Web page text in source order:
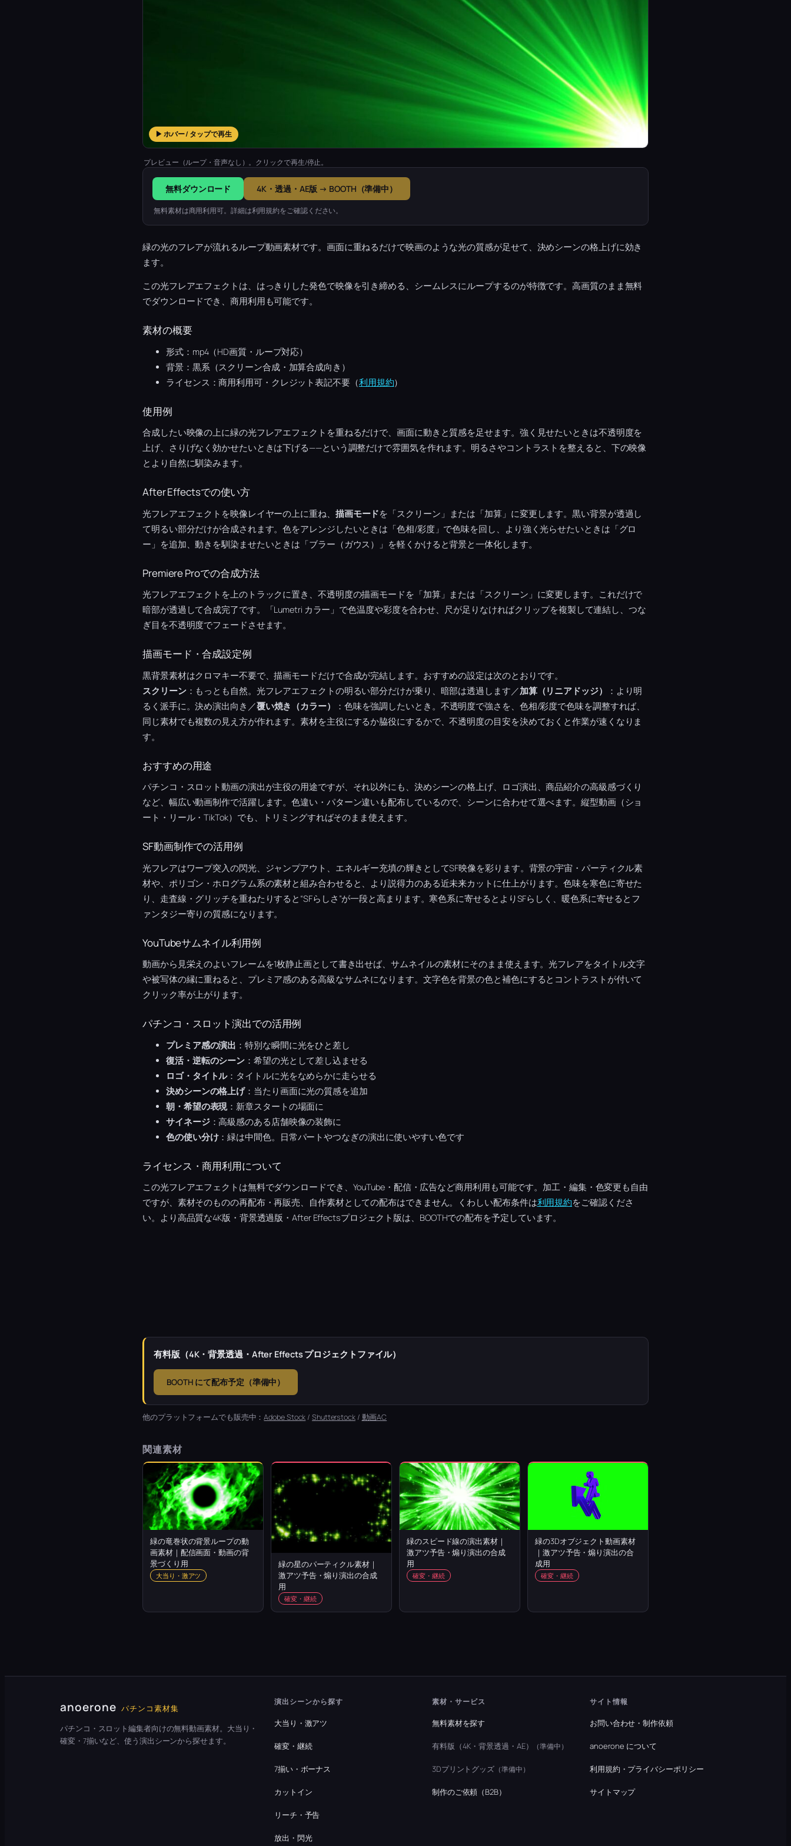
▶ ホバー / タップで再生
プレビュー（ループ・音声なし）。クリックで再生/停止。
無料ダウンロード 4K・透過・AE版 → BOOTH（準備中）
無料素材は商用利用可。詳細は利用規約をご確認ください。
緑の光のフレアが流れるループ動画素材です。画面に重ねるだけで映画のような光の質感が足せて、決めシーンの格上げに効き
ます。
この光フレアエフェクトは、はっきりした発色で映像を引き締める、シームレスにループするのが特徴です。高画質のまま無料
でダウンロードでき、商用利用も可能です。
素材の概要
形式：mp4（HD画質・ループ対応）
背景：黒系（スクリーン合成・加算合成向き）
ライセンス：商用利用可・クレジット表記不要（利用規約）
使用例
合成したい映像の上に緑の光フレアエフェクトを重ねるだけで、画面に動きと質感を足せます。強く見せたいときは不透明度を
上げ、さりげなく効かせたいときは下げる——という調整だけで雰囲気を作れます。明るさやコントラストを整えると、下の映像
とより自然に馴染みます。
After Effectsでの使い方
光フレアエフェクトを映像レイヤーの上に重ね、 描画モードを「スクリーン」または「加算」に変更します。黒い背景が透過し
て明るい部分だけが合成されます。色をアレンジしたいときは「色相/彩度」で色味を回し、より強く光らせたいときは「グロ
ー」を追加、動きを馴染ませたいときは「ブラー（ガウス）」を軽くかけると背景と一体化します。
Premiere Proでの合成方法
光フレアエフェクトを上のトラックに置き、不透明度の描画モードを「加算」または「スクリーン」に変更します。これだけで
暗部が透過して合成完了です。「Lumetri カラー」で色温度や彩度を合わせ、尺が足りなければクリップを複製して連結し、つな
ぎ目を不透明度でフェードさせます。
描画モード・合成設定例
黒背景素材はクロマキー不要で、描画モードだけで合成が完結します。おすすめの設定は次のとおりです。
スクリーン：もっとも自然。光フレアエフェクトの明るい部分だけが乗り、暗部は透過します／加算（リニアドッジ）
：より明
るく派手に。決め演出向き／覆い焼き（カラー）
：色味を強調したいとき。不透明度で強さを、色相/彩度で色味を調整すれば、
同じ素材でも複数の見え方が作れます。素材を主役にするか脇役にするかで、不透明度の目安を決めておくと作業が速くなりま
す。
おすすめの用途
パチンコ・スロット動画の演出が主役の用途ですが、それ以外にも、決めシーンの格上げ、ロゴ演出、商品紹介の高級感づくり
など、幅広い動画制作で活躍します。色違い・パターン違いも配布しているので、シーンに合わせて選べます。縦型動画（ショ
ート・リール・TikTok）でも、トリミングすればそのまま使えます。
SF動画制作での活用例
光フレアはワープ突入の閃光、ジャンプアウト、エネルギー充填の輝きとしてSF映像を彩ります。背景の宇宙・パーティクル素
材や、ポリゴン・ホログラム系の素材と組み合わせると、より説得力のある近未来カットに仕上がります。色味を寒色に寄せた
り、走査線・グリッチを重ねたりすると“SFらしさ”が一段と高まります。寒色系に寄せるとよりSFらしく、暖色系に寄せるとフ
ァンタジー寄りの質感になります。
YouTubeサムネイル利用例
動画から見栄えのよいフレームを1枚静止画として書き出せば、サムネイルの素材にそのまま使えます。光フレアをタイトル文字
や被写体の縁に重ねると、プレミア感のある高級なサムネになります。文字色を背景の色と補色にするとコントラストが付いて
クリック率が上がります。
パチンコ・スロット演出での活用例
プレミア感の演出 ：特別な瞬間に光をひと差し
復活・逆転のシーン ：希望の光として差し込ませる
ロゴ・タイトル：タイトルに光をなめらかに走らせる
決めシーンの格上げ：当たり画面に光の質感を追加
朝・希望の表現：新章スタートの場面に
サイネージ：高級感のある店舗映像の装飾に
色の使い分け：緑は中間色。日常パートやつなぎの演出に使いやすい色です
ライセンス・商用利用について
この光フレアエフェクトは無料でダウンロードでき、YouTube・配信・広告など商用利用も可能です。加工・編集・色変更も自由
ですが、素材そのものの再配布・再販売、自作素材としての配布はできません。くわしい配布条件は利用規約をご確認くださ
い。より高品質な4K版・背景透過版・After Effectsプロジェクト版は、BOOTHでの配布を予定しています。
有料版（4K・背景透過・After Effects プロジェクトファイル）
BOOTH にて配布予定（準備中）
他のプラットフォームでも販売中：Adobe Stock /Shutterstock/ 動画AC
関連素材
緑の竜巻状の背景ループの動
画素材｜配信画面・動画の背
景づくり用
大当り・激アツ
緑の星のパーティクル素材｜
激アツ予告・煽り演出の合成
用
確変・継続
緑のスピード線の演出素材｜
激アツ予告・煽り演出の合成
用
確変・継続
緑の3Dオブジェクト動画素材
｜激アツ予告・煽り演出の合
成用
確変・継続
anoerone パチンコ素材集
パチンコ・スロット編集者向けの無料動画素材。大当り・
確変・7揃いなど、使う演出シーンから探せます。
演出シーンから探す
大当り・激アツ
確変・継続
7揃い・ボーナス
カットイン
リーチ・予告
放出・閃光
素材・サービス
無料素材を探す
有料版（4K・背景透過・AE） （準備中）
3Dプリントグッズ （準備中）
制作のご依頼（B2B）
サイト情報
お問い合わせ・制作依頼
anoerone について
利用規約・プライバシーポリシー
サイトマップ